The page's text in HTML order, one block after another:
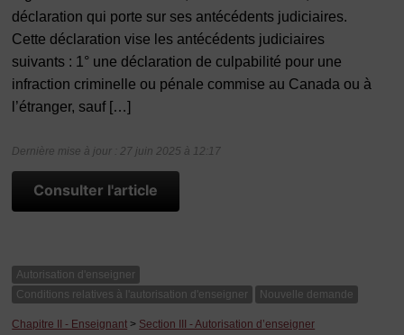
déclaration qui porte sur ses antécédents judiciaires.
Cette déclaration vise les antécédents judiciaires
suivants : 1° une déclaration de culpabilité pour une
infraction criminelle ou pénale commise au Canada ou à
l’étranger, sauf […]
Dernière mise à jour : 27 juin 2025 à 12:17
Consulter l'article
Autorisation d'enseigner
Conditions relatives à l'autorisation d'enseigner
Nouvelle demande
Chapitre II - Enseignant > Section III - Autorisation d’enseigner